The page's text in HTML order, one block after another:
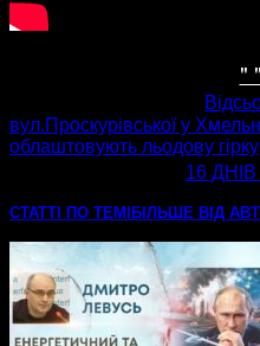
" "
вул.Проскурівської у
облаштовують льодову гірку
16
СТАТТІ ПО ТЕМІ БІЛЬШЕ ВІД